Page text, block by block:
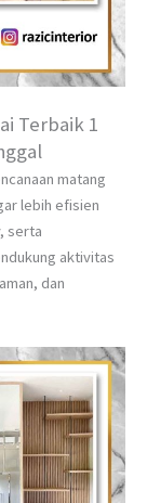
Terbaik 1
matang
lebih efisien
serta
aktivitas
dan